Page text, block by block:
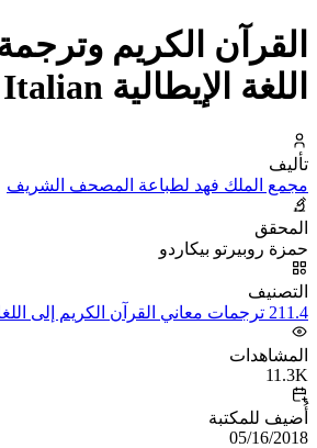
القرآن الكريم
اللغة الإيطالية Italian
تأليف
مجمع الملك فهد لطباعة المصحف الشريف
المحقق
حمزة روبيرتو بيكاردو
التصنيف
211.4 ترجمات معاني القرآن الكريم إلى اللغات
المشاهدات
11.3K
أُضيف للمكتبة
05/16/2018